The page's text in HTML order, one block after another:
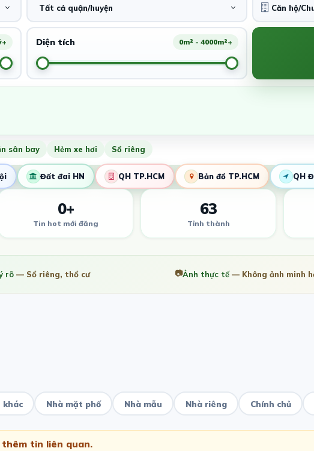
Tất cả quận/huyện
Diện tích 0m² - 4000m²+
sân bay Hẻm xe hơi Sổ riêng
Đất đai HN QH TP.HCM Bản đồ TP.HCM QH
0+
Tin hot mới đăng
63
Tỉnh thành
rõ — Sổ riêng, thổ cư 📷Ảnh thực tế— Không ảnh minh
khác Nhà mặt phố Nhà mẫu Nhà riêng Chính chủ
tin liên quan.